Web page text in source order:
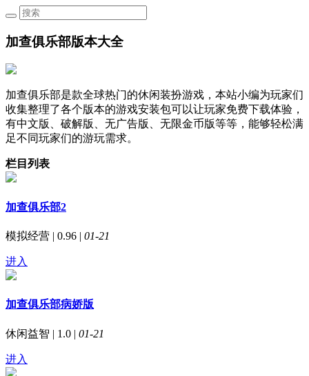
加查俱乐部版本大全
加查俱乐部是款全球热门的休闲装扮游戏，本站小编为玩家们
收集整理了各个版本的游戏安装包可以让玩家免费下载体验，
有中文版、破解版、无广告版、无限金币版等等，能够轻松满
足不同玩家们的游玩需求。
栏目列表
加查俱乐部2
模拟经营 | 0.96 | 01-21
进入
加查俱乐部病娇版
休闲益智 | 1.0 | 01-21
进入